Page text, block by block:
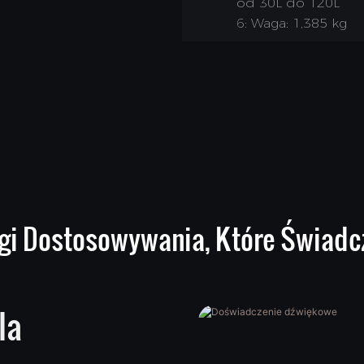
od 30L do 120L
6: Waga: 1,385 kg
Dostosowywania, Które